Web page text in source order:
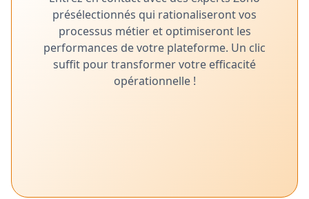
présélectionnés qui rationaliseront vos
processus métier et optimiseront les
performances de votre plateforme. Un clic
suffit pour transformer votre efficacité
opérationnelle !